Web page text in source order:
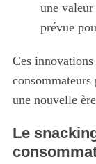
une
prévue
Ces innovations
une nouvelle
Le
S
a
r
r